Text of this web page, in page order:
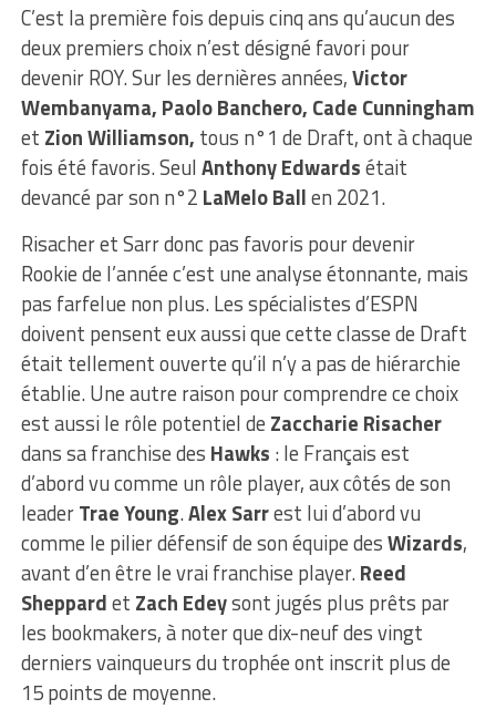
C’est la première fois depuis cinq ans qu’aucun des
deux premiers choix n’est désigné favori pour
devenir ROY. Sur les dernières années,Victor
Wembanyama, Paolo Banchero, Cade Cunningham
et Zion Williamson, tous n°1 de Draft, ont à chaque
fois été favoris. SeulAnthony Edwardsétait
devancé par son n°2 LaMelo Ballen 2021.
Risacher et Sarr donc pas favoris pour devenir
Rookie de l’année c’est une analyse étonnante, mais
pas farfelue non plus. Les spécialistes d’ESPN
doivent pensent eux aussi que cette classe de Draft
était tellement ouverte qu’il n’y a pas de hiérarchie
établie. Une autre raison pour comprendre ce choix
est aussi le rôle potentiel de Zaccharie Risacher
dans sa franchise des Hawks : le Français est
d’abord vu comme un rôle player, aux côtés de son
leaderTrae Young.Alex Sarrest lui d’abord vu
comme le pilier défensif de son équipe desWizards,
avant d’en être le vrai franchise player.Reed
Sheppardet Zach Edeysont jugés plus prêts par
les bookmakers, à noter que dix-neuf des vingt
derniers vainqueurs du trophée ont inscrit plus de
15 points de moyenne.